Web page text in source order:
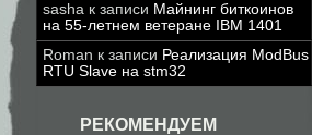
sasha к записи Майнинг биткоинов
на 55-летнем ветеране IBM 1401
Roman к записи Реализация ModBus
RTU Slave на stm32
РЕКОМЕНДУЕМ